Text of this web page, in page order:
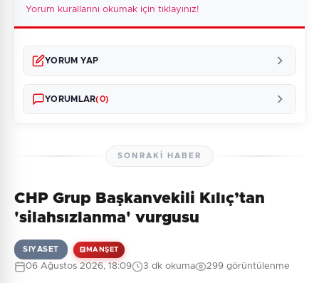
Yorum kurallarını okumak için tıklayınız!
YORUM YAP
YORUMLAR(0)
Henüz yorum yapılmamış. İlk yorumu siz yapın!
SONRAKI HABER
CHP Grup Başkanvekili Kılıç’tan
'silahsızlanma' vurgusu
SIYASET MANŞET
06 Ağustos 2026, 18:09 3 dk okuma 299 görüntülenme